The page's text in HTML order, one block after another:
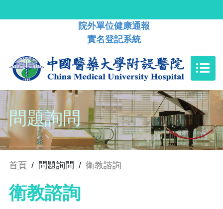
院外單位健康通報
實名登記系統
問題詢問
首頁 / 問題詢問 / 衛教諮詢
衛教諮詢